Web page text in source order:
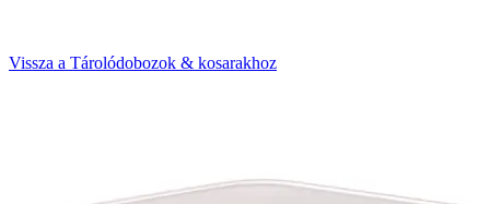
Vissza a Tárolódobozok & kosarakhoz